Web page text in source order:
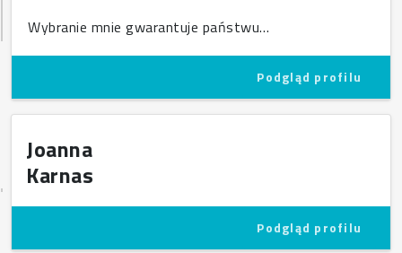
Wybranie mnie gwarantuje państwu…
Podgląd profilu
Joanna
Karnas
Podgląd profilu